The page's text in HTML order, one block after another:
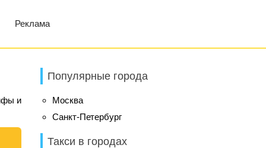
Реклама
и
Популярные города
Москва
Санкт-Петербург
Такси в городах